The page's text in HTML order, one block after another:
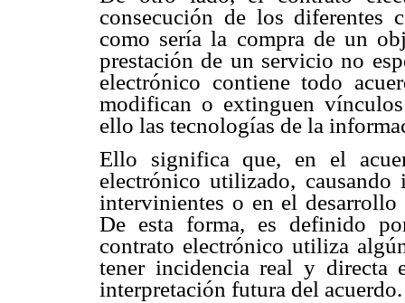
consecución de los diferentes
como sería la compra de un
prestación de un servicio no
electrónico contiene todo
modifican o extinguen
ello las tecnologías de la
Ello significa que, en el
electrónico utilizado, causando
intervinientes o en el
De esta forma, es definido
contrato electrónico utiliza
tener incidencia real y
interpretación futura del acuerdo.